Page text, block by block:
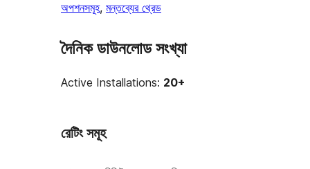
অপশনসমূহ, মন্তব্যের থ্রেড
দৈনিক ডাউনলোড সংখ্যা
Active Installations: 20+
রেটিং সমূহ